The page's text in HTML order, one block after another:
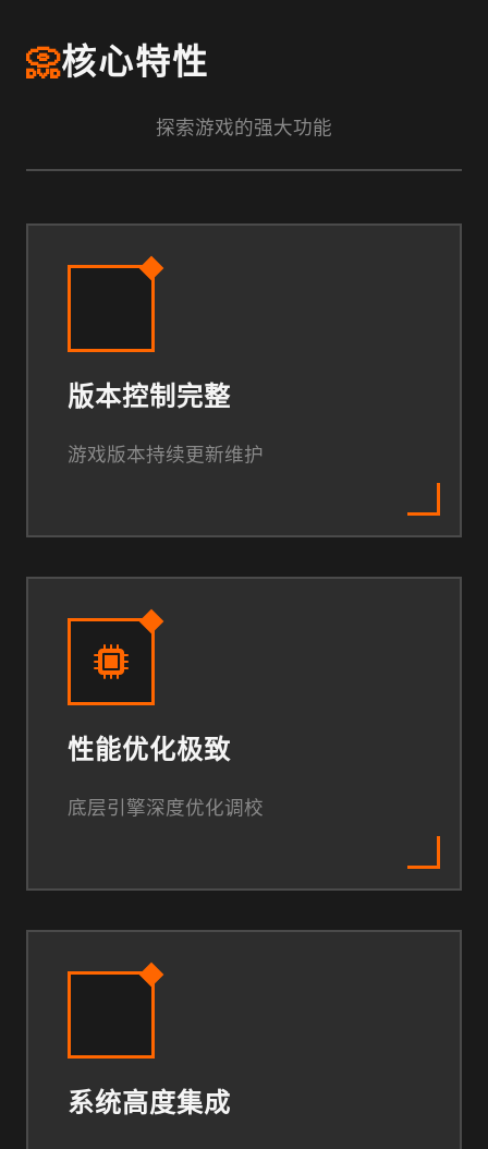
📀核心特性
探索游戏的强大功能
版本控制完整
游戏版本持续更新维护
性能优化极致
底层引擎深度优化调校
系统高度集成